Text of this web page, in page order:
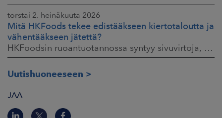
torstai 2. heinäkuuta 2026
Mitä HKFoods tekee edistääkseen kiertotaloutta ja
vähentääkseen jätettä?
HKFoodsin ruoantuotannossa syntyy sivuvirtoja, jotka sisältävät arvokkaita ainesosia. Niistä osa ohjataan jo muille teollisuuden aloille hyötykäyttöön
Uutishuoneeseen
JAA